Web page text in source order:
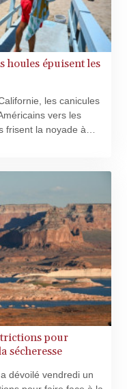
houles épuisent les
les canicules
vers les
frisent la noyade à
la côte.
pour
sécheresse
dévoilé vendredi un